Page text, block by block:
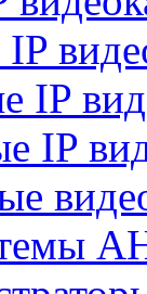
IP
IP